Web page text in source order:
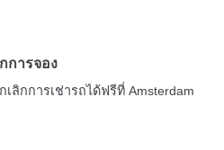
การจอง
เลิกการเช่ารถได้ฟรีที่ Amsterdam